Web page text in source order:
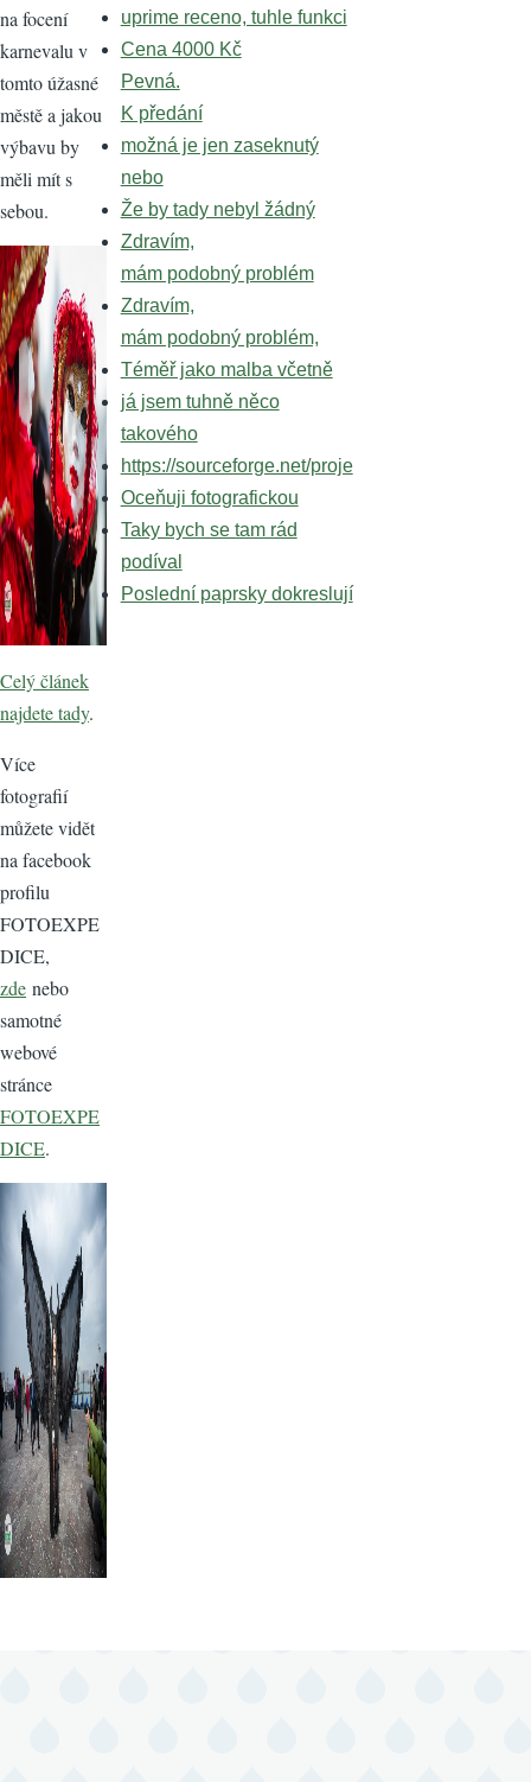
na focení
karnevalu v
tomto úžasné
městě a jakou
výbavu by
měli mít s
sebou.
Celý článek
najdete tady.
Více
fotografií
můžete vidět
na facebook
profilu
FOTOEXPE
DICE,
zde nebo
samotné
webové
stránce
FOTOEXPE
DICE.
uprime receno, tuhle funkci
Cena 4000 Kč
Pevná.
K předání
možná je jen zaseknutý
nebo
Že by tady nebyl žádný
Zdravím,
mám podobný problém
Zdravím,
mám podobný problém,
Téměř jako malba včetně
já jsem tuhně něco
takového
https://sourceforge.net/proje
Oceňuji fotografickou
Taky bych se tam rád
podíval
Poslední paprsky dokreslují